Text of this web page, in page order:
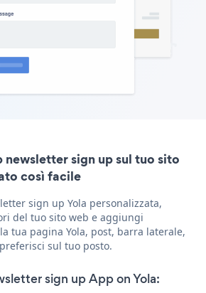
sign up sul tuo sito
così facile
sign up Yola personalizzata,
del tuo sito web e aggiungi
tua pagina Yola, post, barra laterale,
sul tuo posto.
sign up App on Yola: